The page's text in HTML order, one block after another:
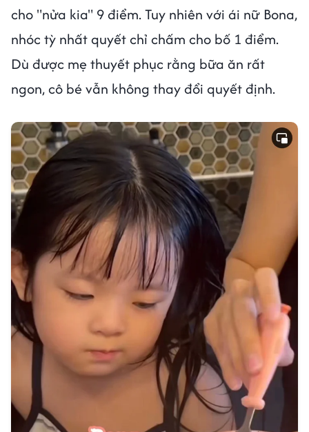
cho "nửa kia" 9 điểm. Tuy nhiên với ái nữ Bona,
nhóc tỳ nhất quyết chỉ chấm cho bố 1 điểm.
Dù được mẹ thuyết phục rằng bữa ăn rất
ngon, cô bé vẫn không thay đổi quyết định.